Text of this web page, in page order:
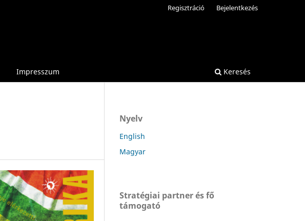
Impresszum Keresés
Regisztráció Bejelentkezés
Nyelv
English
Magyar
Stratégiai partner és fő
támogató